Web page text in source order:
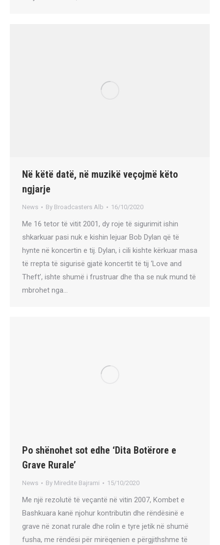
Në këtë datë, në muzikë veçojmë këto
ngjarje
News By Broadcasters Alb 16/10/2020
Me 16 tetor të vitit 2001, dy roje të sigurimit ishin
shkarkuar pasi nuk e kishin lejuar Bob Dylan që të
hynte në koncertin e tij. Dylan, i cili kishte kërkuar masa
të rrepta të sigurisë gjatë koncertit të tij ‘Love and
Theft’, ishte shumë i frustruar dhe tha se nuk mund të
mbrohet nga…
Po shënohet sot edhe ‘Dita Botërore e
Grave Rurale’
News By Miredite Bajrami 15/10/2020
Me një rezolutë të veçantë në vitin 2007, Kombet e
Bashkuara kanë njohur kontributin dhe rëndësinë e
grave në zonat rurale dhe rolin e tyre jetik në shumë
fusha, me rëndësi për mirëqenien e përgjithshme të